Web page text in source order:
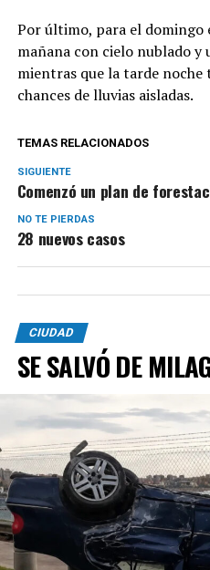
Por último, para el domingo
mañana con cielo nublado y
mientras que la tarde noche
chances de lluvias aisladas.
TEMAS RELACIONADOS
SIGUIENTE
Comenzó un plan de
NO TE PIERDAS
28 nuevos casos
CIUDAD
SE SALVÓ DE